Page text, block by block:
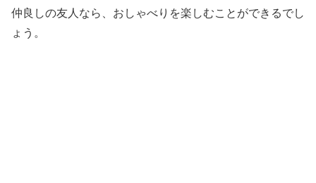
仲良しの友人なら、おしゃべりを楽しむことができるでし
ょう。